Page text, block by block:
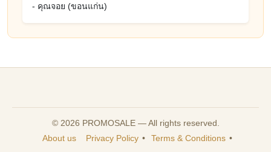
- คุณจอย (ขอนแก่น)
© 2026 PROMOSALE — All rights reserved.
About us
Privacy Policy • Terms & Conditions •